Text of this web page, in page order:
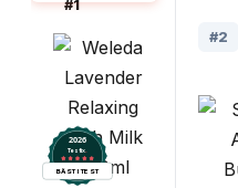
#1
2026
Testix.
BÄST I TEST
#2